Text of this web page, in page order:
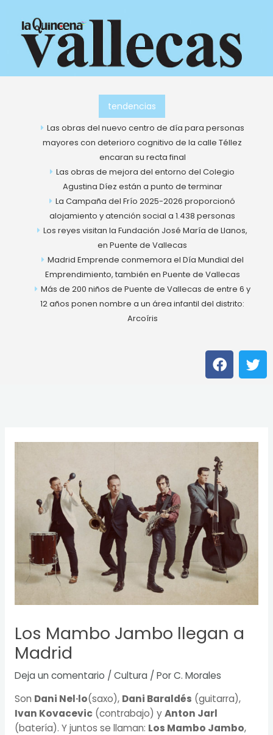
contenido
tendencias
Las obras del nuevo centro de día para personas
mayores con deterioro cognitivo de la calle Téllez
encaran su recta final
Las obras de mejora del entorno del Colegio
Agustina Díez están a punto de terminar
La Campaña del Frío 2025-2026 proporcionó
alojamiento y atención social a 1.438 personas
Los reyes visitan la Fundación José María de Llanos,
en Puente de Vallecas
Madrid Emprende conmemora el Día Mundial del
Emprendimiento, también en Puente de Vallecas
Más de 200 niños de Puente de Vallecas de entre 6 y
12 años ponen nombre a un área infantil del distrito:
Arcoíris
F
a
c
o
k
T
w
i
r
Los Mambo Jambo llegan a
Madrid
Deja un comentario / Cultura / PorC. Morales
Son Dani Nel·lo(saxo), Dani Baraldés (guitarra),
Ivan Kovacevic(contrabajo) yAnton Jarl
(batería). Y juntos se llaman: Los Mambo Jambo,